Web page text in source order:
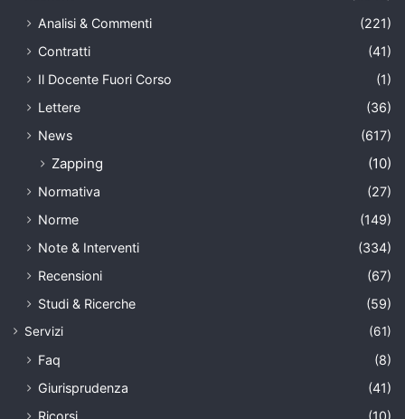
Analisi & Commenti
(221)
Contratti
(41)
Il Docente Fuori Corso
(1)
Lettere
(36)
News
(617)
Zapping (10)
Normativa
(27)
Norme
(149)
Note & Interventi
(334)
Recensioni
(67)
Studi & Ricerche
(59)
Servizi (61)
Faq
(8)
Giurisprudenza
(41)
Ricorsi
(10)